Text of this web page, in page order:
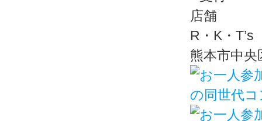
R・K・
熊本市中